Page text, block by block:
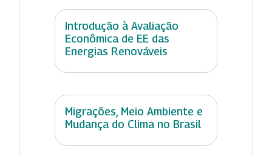
Introdução à Avaliação
Econômica de EE das
Energias Renováveis
Migrações, Meio Ambiente e
Mudança do Clima no Brasil